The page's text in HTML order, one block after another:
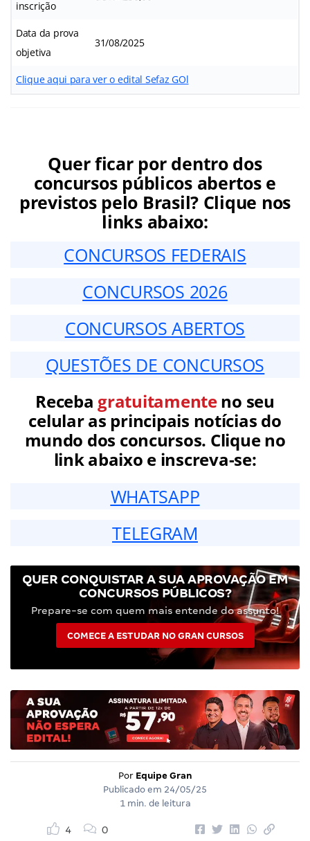
inscrição
Data da prova
objetiva
31/08/2025
Clique aqui para ver o edital Sefaz GOl
Quer ficar por dentro dos
concursos públicos abertos e
previstos pelo Brasil? Clique nos
links abaixo:
CONCURSOS FEDERAIS
CONCURSOS 2026
CONCURSOS ABERTOS
QUESTÕES DE CONCURSOS
Receba gratuitamenteno seu
celular as principais notícias do
mundo dos concursos. Clique no
link abaixo e inscreva-se:
WHATSAPP
TELEGRAM
QUER CONQUISTAR A SUA APROVAÇÃO EM
CONCURSOS PÚBLICOS?
Prepare-se com quem mais entende do assunto!
COMECE A ESTUDAR NO GRAN CURSOS
Por Equipe Gran
Publicado em 24/05/25
1 min. de leitura
4 0